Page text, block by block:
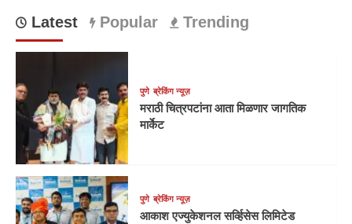
Latest Popular Trending
पुणे ब्रेकिंग न्यूज़
मराठी चित्रपटांना आता मिळणार जागतिक
मार्केट
पुणे ब्रेकिंग न्यूज़
आकाश एज्युकेशनल सर्व्हिसेस लिमिटेड